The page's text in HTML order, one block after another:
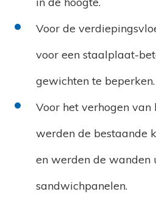
Voor de
voor een staalplaat-
gewichten te beperken.
Voor het verhogen van
werden de bestaande
en werden de wanden
sandwichpanelen.